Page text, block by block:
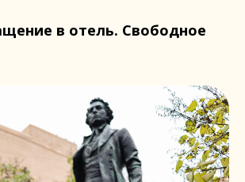
в отель. Свободное